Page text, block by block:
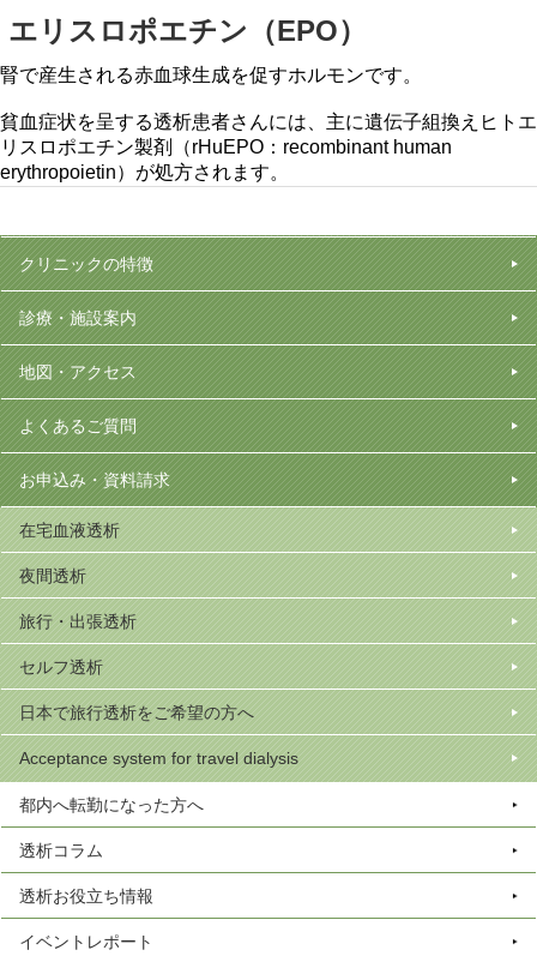
エリスロポエチン（EPO）
腎で産生される赤血球生成を促すホルモンです。
貧血症状を呈する透析患者さんには、主に遺伝子組換えヒトエ
リスロポエチン製剤（rHuEPO：recombinant human
erythropoietin）が処方されます。
クリニックの特徴
診療・施設案内
地図・アクセス
よくあるご質問
お申込み・資料請求
在宅血液透析
夜間透析
旅行・出張透析
セルフ透析
日本で旅行透析をご希望の方へ
Acceptance system for travel dialysis
都内へ転勤になった方へ
透析コラム
透析お役立ち情報
イベントレポート